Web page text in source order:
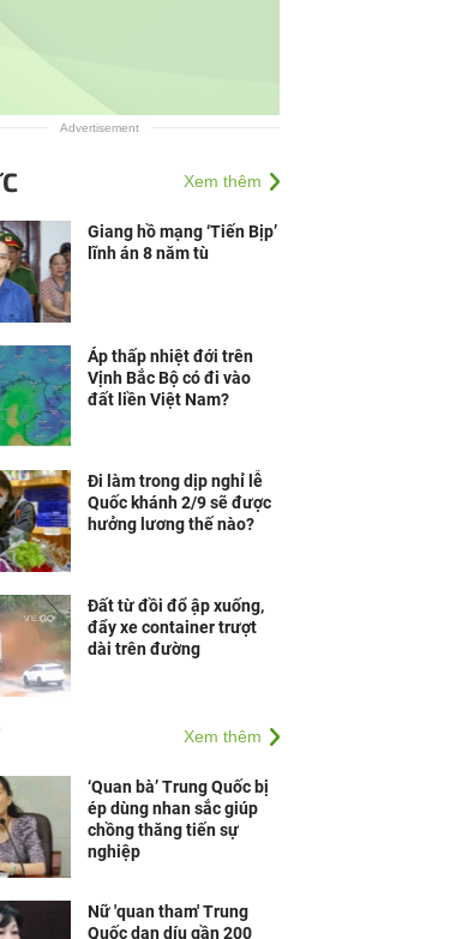
Advertisement
Xem thêm
Giang hồ mạng ‘Tiến Bịp’
lĩnh án 8 năm tù
Áp thấp nhiệt đới trên
Vịnh Bắc Bộ có đi vào
đất liền Việt Nam?
Đi làm trong dịp nghỉ lễ
Quốc khánh 2/9 sẽ được
hưởng lương thế nào?
Đất từ đồi đổ ập xuống,
đẩy xe container trượt
dài trên đường
Xem thêm
‘Quan bà’ Trung Quốc bị
ép dùng nhan sắc giúp
chồng thăng tiến sự
nghiệp
Nữ 'quan tham' Trung
Quốc dan díu gần 200